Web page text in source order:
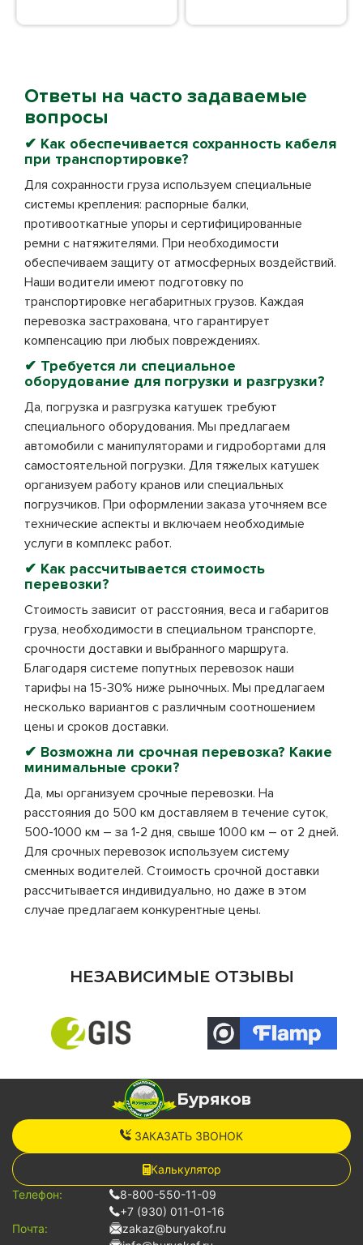
Ответы на часто задаваемые
вопросы
✔ Как обеспечивается сохранность кабеля
при транспортировке?
Для сохранности груза используем специальные
системы крепления: распорные балки,
противооткатные упоры и сертифицированные
ремни с натяжителями. При необходимости
обеспечиваем защиту от атмосферных воздействий.
Наши водители имеют подготовку по
транспортировке негабаритных грузов. Каждая
перевозка застрахована, что гарантирует
компенсацию при любых повреждениях.
✔ Требуется ли специальное
оборудование для погрузки и разгрузки?
Да, погрузка и разгрузка катушек требуют
специального оборудования. Мы предлагаем
автомобили с манипуляторами и гидробортами для
самостоятельной погрузки. Для тяжелых катушек
организуем работу кранов или специальных
погрузчиков. При оформлении заказа уточняем все
технические аспекты и включаем необходимые
услуги в комплекс работ.
✔ Как рассчитывается стоимость
перевозки?
Стоимость зависит от расстояния, веса и габаритов
груза, необходимости в специальном транспорте,
срочности доставки и выбранного маршрута.
Благодаря системе попутных перевозок наши
тарифы на 15-30% ниже рыночных. Мы предлагаем
несколько вариантов с различным соотношением
цены и сроков доставки.
✔ Возможна ли срочная перевозка? Какие
минимальные сроки?
Да, мы организуем срочные перевозки. На
расстояния до 500 км доставляем в течение суток,
500-1000 км – за 1-2 дня, свыше 1000 км – от 2 дней.
Для срочных перевозок используем систему
сменных водителей. Стоимость срочной доставки
рассчитывается индивидуально, но даже в этом
случае предлагаем конкурентные цены.
НЕЗАВИСИМЫЕ ОТЗЫВЫ
Буряков
ЗАКАЗАТЬ ЗВОНОК
Калькулятор
Телефон:
8-800-550-11-09
+7 (930) 011-01-16
Почта:
zakaz@buryakof.ru